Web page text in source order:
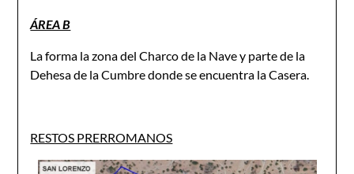
ÁREA B
La forma la zona del Charco de la Nave y parte de la
Dehesa de la Cumbre donde se encuentra la Casera.
RESTOS PRERROMANOS